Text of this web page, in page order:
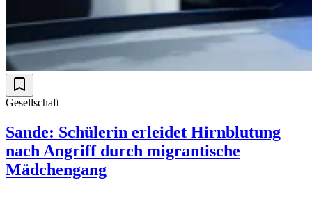
Gesellschaft
Sande: Schülerin erleidet Hirnblutung
nach Angriff durch migrantische
Mädchengang